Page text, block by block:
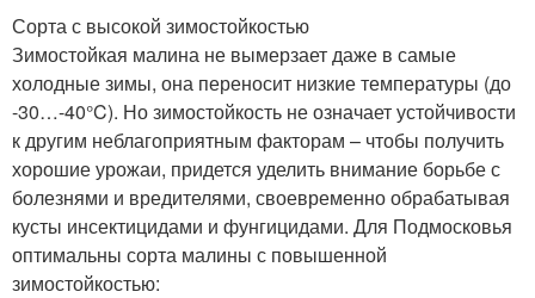
Сорта с высокой зимостойкостью
Зимостойкая малина не вымерзает даже в самые
холодные зимы, она переносит низкие температуры (до
-30…-40°C). Но зимостойкость не означает устойчивости
к другим неблагоприятным факторам – чтобы получить
хорошие урожаи, придется уделить внимание борьбе с
болезнями и вредителями, своевременно обрабатывая
кусты инсектицидами и фунгицидами. Для Подмосковья
оптимальны сорта малины с повышенной
зимостойкостью: